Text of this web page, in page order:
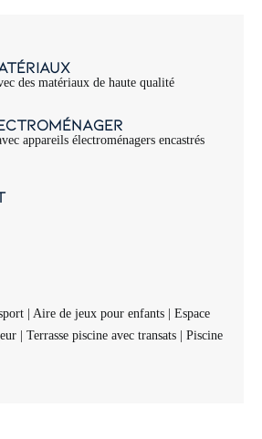
des matériaux de haute qualité
appareils électroménagers encastrés
| Aire de jeux pour enfants | Espace
| Terrasse piscine avec transats | Piscine